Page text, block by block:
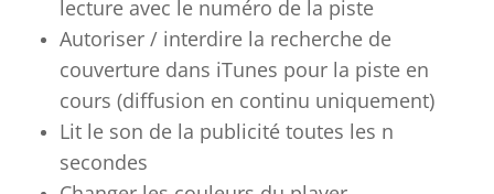
lecture avec le numéro de la piste
Autoriser / interdire la recherche de
couverture dans iTunes pour la piste en
cours (diffusion en continu uniquement)
Lit le son de la publicité toutes les n
secondes